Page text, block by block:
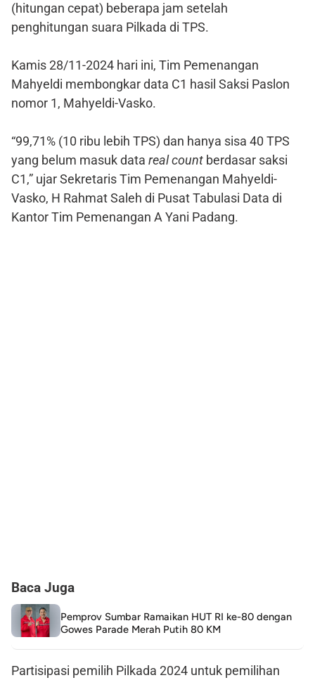
(hitungan cepat) beberapa jam setelah
penghitungan suara Pilkada di TPS.
Kamis 28/11-2024 hari ini, Tim Pemenangan
Mahyeldi membongkar data C1 hasil Saksi Paslon
nomor 1, Mahyeldi-Vasko.
“99,71% (10 ribu lebih TPS) dan hanya sisa 40 TPS
yang belum masuk data real count berdasar saksi
C1,” ujar Sekretaris Tim Pemenangan Mahyeldi-
Vasko, H Rahmat Saleh di Pusat Tabulasi Data di
Kantor Tim Pemenangan A Yani Padang.
Baca Juga
Pemprov Sumbar Ramaikan HUT RI ke-80 dengan
Gowes Parade Merah Putih 80 KM
Partisipasi pemilih Pilkada 2024 untuk pemilihan